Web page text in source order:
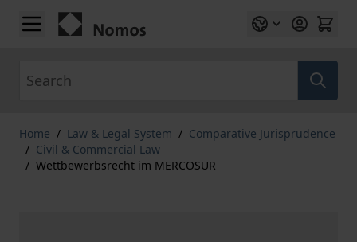
Skip to Content
Home / Law & Legal System / Comparative Jurisprudence
/ Civil & Commercial Law
/ Wettbewerbsrecht im MERCOSUR